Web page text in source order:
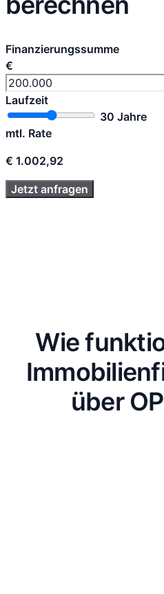
Finanzierungssumme
€
Laufzeit
30 Jahre
mtl. Rate
€ 1.002,92
Jetzt anfragen
Wie
über